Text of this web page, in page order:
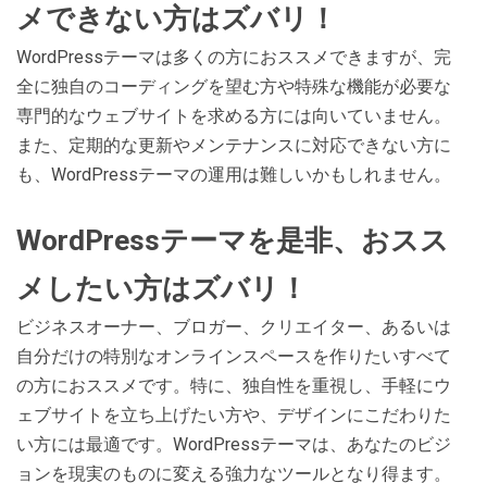
メできない方はズバリ！
WordPressテーマは多くの方におススメできますが、完
全に独自のコーディングを望む方や特殊な機能が必要な
専門的なウェブサイトを求める方には向いていません。
また、定期的な更新やメンテナンスに対応できない方に
も、WordPressテーマの運用は難しいかもしれません。
WordPressテーマを是非、おスス
メしたい方はズバリ！
ビジネスオーナー、ブロガー、クリエイター、あるいは
自分だけの特別なオンラインスペースを作りたいすべて
の方におススメです。特に、独自性を重視し、手軽にウ
ェブサイトを立ち上げたい方や、デザインにこだわりた
い方には最適です。WordPressテーマは、あなたのビジ
ョンを現実のものに変える強力なツールとなり得ます。